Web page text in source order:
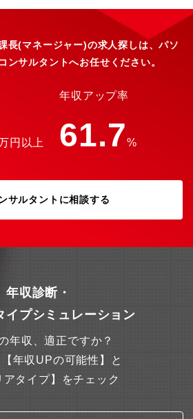
長(マネージャー)の求人探しは、パソ
ンサルタントへお任せください。
円以上
年収アップ率
61.7%
サルタントに相談する
年収診断・
イプシミュレーション
年収、適正ですか？
年収UPの可能性】と
アタイプ】をチェック